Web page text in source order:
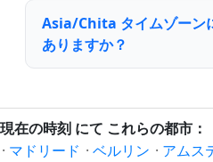
Asia/Chita タイムゾーン
ありますか？
現在の時刻 にて これらの都市：
· マドリード · ベルリン · アムス